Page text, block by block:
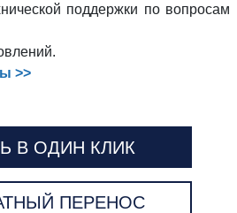
поддержки по вопросам
>>
В ОДИН КЛИК
ПЕРЕНОС